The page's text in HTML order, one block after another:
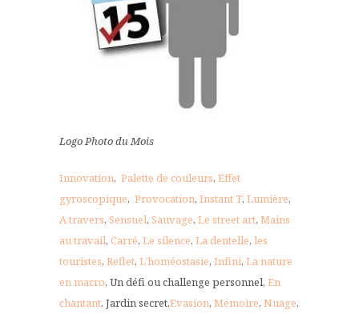
Logo Photo du Mois
Innovation, Palette de couleurs, Effet
gyroscopique, Provocation, Instant T, Lumière,
A travers, Sensuel, Sauvage, Le street art, Mains
au travail, Carré, Le silence, La dentelle, les
touristes, Reflet, L’homéostasie, Infini, La nature
en macro, Un défi ou challenge personnel, En
chantant, Jardin secret,Evasion, Mémoire, Nuage,